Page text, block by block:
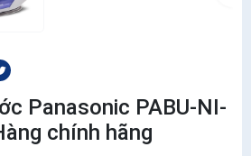
Panasonic PABU-NI-
chính hãng